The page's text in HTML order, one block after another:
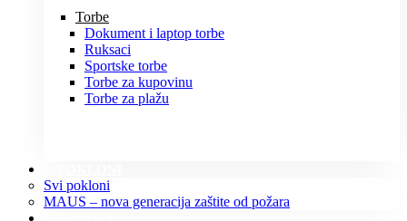
Torbe
Dokument i laptop torbe
Ruksaci
Sportske torbe
Torbe za kupovinu
Torbe za plažu
Svi pokloni
MAUS – nova generacija zaštite od požara